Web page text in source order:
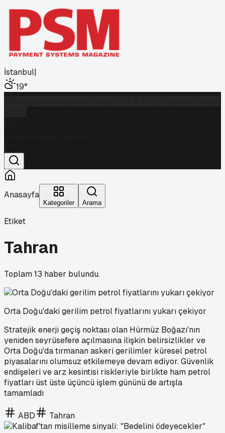
İstanbul|
19°
Anasayfa
Kategoriler Arama
Etiket
Tahran
Toplam13 haber bulundu.
Orta Doğu'daki gerilim petrol fiyatlarını yukarı çekiyor
Stratejik enerji geçiş noktası olan Hürmüz Boğazı'nın
yeniden seyrüsefere açılmasına ilişkin belirsizlikler ve
Orta Doğu'da tırmanan askeri gerilimler küresel petrol
piyasalarını olumsuz etkilemeye devam ediyor. Güvenlik
endişeleri ve arz kesintisi riskleriyle birlikte ham petrol
fiyatları üst üste üçüncü işlem gününü de artışla
tamamladı
ABD Tahran